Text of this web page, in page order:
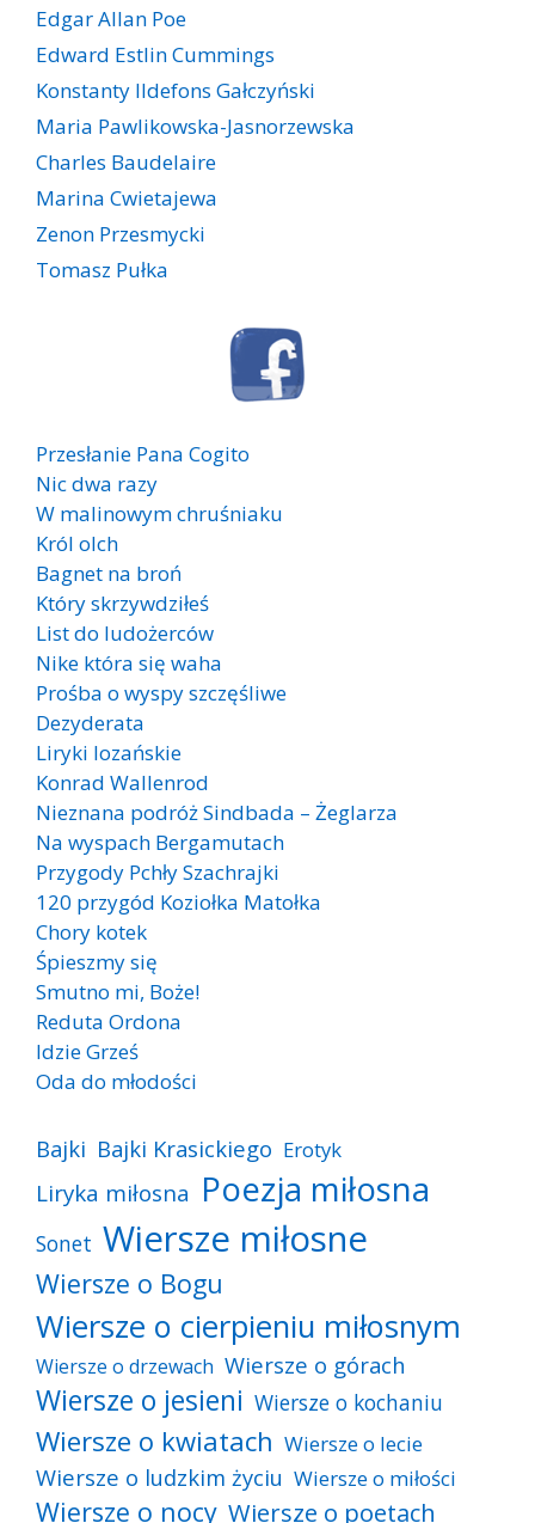
Edgar Allan Poe
Edward Estlin Cummings
Konstanty Ildefons Gałczyński
Maria Pawlikowska-Jasnorzewska
Charles Baudelaire
Marina Cwietajewa
Zenon Przesmycki
Tomasz Pułka
Przesłanie Pana Cogito
Nic dwa razy
W malinowym chruśniaku
Król olch
Bagnet na broń
Który skrzywdziłeś
List do ludożerców
Nike która się waha
Prośba o wyspy szczęśliwe
Dezyderata
Liryki lozańskie
Konrad Wallenrod
Nieznana podróż Sindbada – Żeglarza
Na wyspach Bergamutach
Przygody Pchły Szachrajki
120 przygód Koziołka Matołka
Chory kotek
Śpieszmy się
Smutno mi, Boże!
Reduta Ordona
Idzie Grześ
Oda do młodości
Bajki Bajki Krasickiego Erotyk
Liryka miłosna Poezja miłosna
Sonet Wiersze miłosne
Wiersze o Bogu
Wiersze o cierpieniu miłosnym
Wiersze o drzewach Wiersze o górach
Wiersze o jesieni Wiersze o kochaniu
Wiersze o kwiatach Wiersze o lecie
Wiersze o ludzkim życiu Wiersze o miłości
Wiersze o nocy Wiersze o poetach